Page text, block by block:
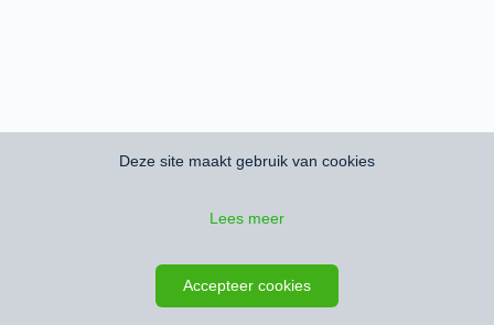
Deze site maakt gebruik van cookies
Lees meer
Accepteer cookies